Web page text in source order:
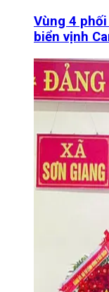
Vùng 4
biển vịnh